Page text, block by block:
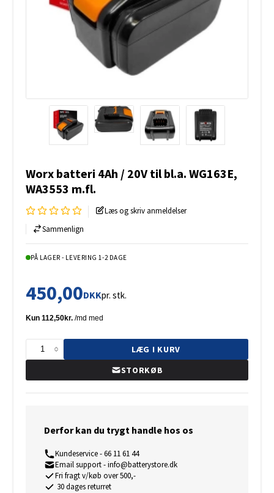
Worx batteri 4Ah / 20V til bl.a. WG163E,
WA3553 m.fl.
Læs og skriv anmeldelser
Sammenlign
PÅ LAGER - LEVERING 1-2 DAGE
450,00DKKpr. stk.
LÆG I KURV
STORKØB
Derfor kan du trygt handle hos os
Kundeservice - 66 11 61 44
Email support - info@batterystore.dk
Fri fragt v/køb over 500,-
30 dages returret